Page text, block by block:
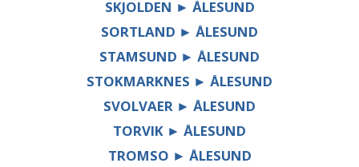
SKJOLDEN ► ÅLESUND
SORTLAND ► ÅLESUND
STAMSUND ► ÅLESUND
STOKMARKNES ► ÅLESUND
SVOLVAER ► ÅLESUND
TORVIK ► ÅLESUND
TROMSO ► ÅLESUND